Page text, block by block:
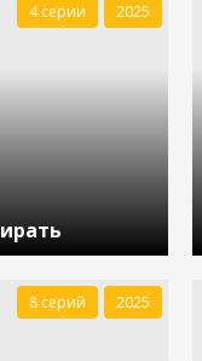
4 серии 2025
8 серий 2025